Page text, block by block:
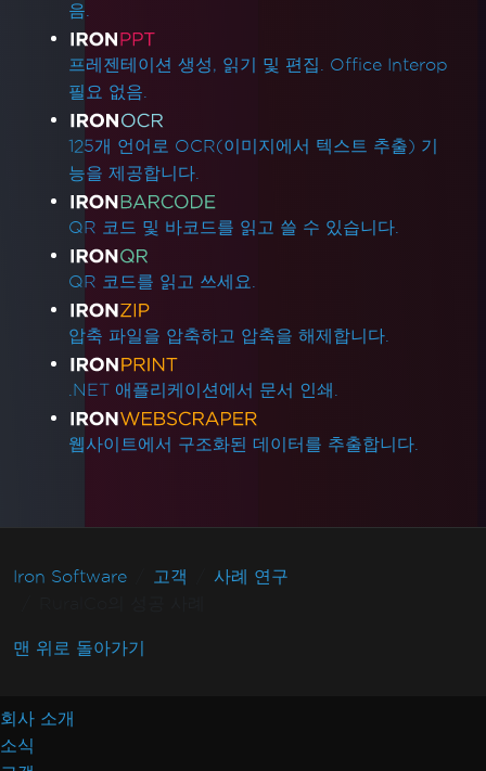
음.
프레젠테이션 생성, 읽기 및 편집. Office Interop
필요 없음.
125개 언어로 OCR(이미지에서 텍스트 추출) 기
능을 제공합니다.
QR 코드 및 바코드를 읽고 쓸 수 있습니다.
QR 코드를 읽고 쓰세요.
압축 파일을 압축하고 압축을 해제합니다.
.NET 애플리케이션에서 문서 인쇄.
웹사이트에서 구조화된 데이터를 추출합니다.
Iron Software 고객
사례 연구
맨 위로 돌아가기
회사 소개
소식